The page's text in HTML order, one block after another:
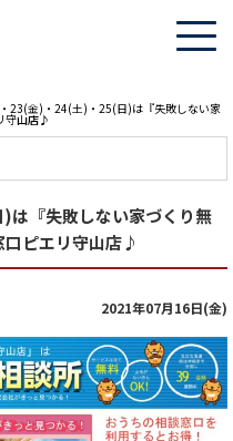
23(金)・24(土)・25(日)は『失敗しない家
守山店♪
『失敗しない家づくり無
ピエリ守山店♪
2021年07月16日(金)